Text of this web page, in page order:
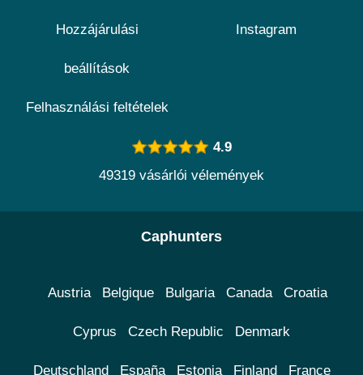
Hozzájárulási
beállítások
Felhasználási feltételek
Instagram
4.9
49319 vásárlói vélemények
Caphunters
Austria Belgique Bulgaria Canada Croatia
Cyprus Czech Republic Denmark
Deutschland España Estonia Finland France